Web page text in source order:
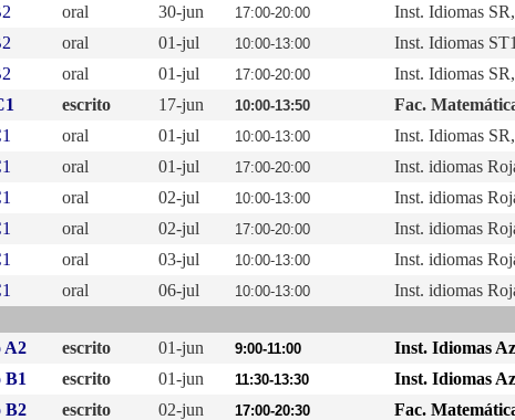
oral 30-jun 17:00-20:00
Inst. Idiomas
oral 01-jul 10:00-13:00
Inst. Idiomas
oral 01-jul 17:00-20:00
Inst. Idiomas
escrito 17-jun 10:00-13:50
Fac.
oral 01-jul 10:00-13:00
Inst. Idiomas
oral 01-jul 17:00-20:00
Inst. idiomas
oral 02-jul 10:00-13:00
Inst. idiomas
oral 02-jul 17:00-20:00
Inst. idiomas
oral 03-jul 10:00-13:00
Inst. idiomas
oral 06-jul 10:00-13:00 Inst. idiomas
A2 escrito 01-jun 9:00-11:00
Inst. Idiomas
B1
escrito 01-jun 11:30-13:30
Inst. Idiomas
B2
escrito 02-jun 17:00-20:30
Fac.